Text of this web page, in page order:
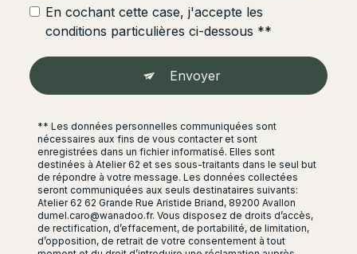
En cochant cette case, j'accepte les
conditions particulières ci-dessous **
Envoyer
** Les données personnelles communiquées sont
nécessaires aux fins de vous contacter et sont
enregistrées dans un fichier informatisé. Elles sont
destinées à Atelier 62 et ses sous-traitants dans le seul but
de répondre à votre message. Les données collectées
seront communiquées aux seuls destinataires suivants:
Atelier 62 62 Grande Rue Aristide Briand, 89200 Avallon
dumel.caro@wanadoo.fr. Vous disposez de droits d’accès,
de rectification, d’effacement, de portabilité, de limitation,
d’opposition, de retrait de votre consentement à tout